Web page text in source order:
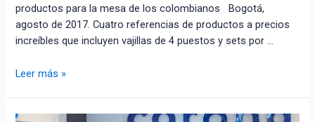
productos para la mesa de los colombianos Bogotá,
agosto de 2017. Cuatro referencias de productos a precios
increíbles que incluyen vajillas de 4 puestos y sets por …
Leer más »